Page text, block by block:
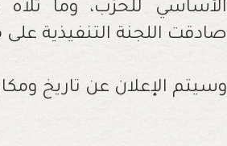
الأساسي للحزب، وما
صادقت اللجنة التنفيذية
وسيتم الإعلان عن تاريخ